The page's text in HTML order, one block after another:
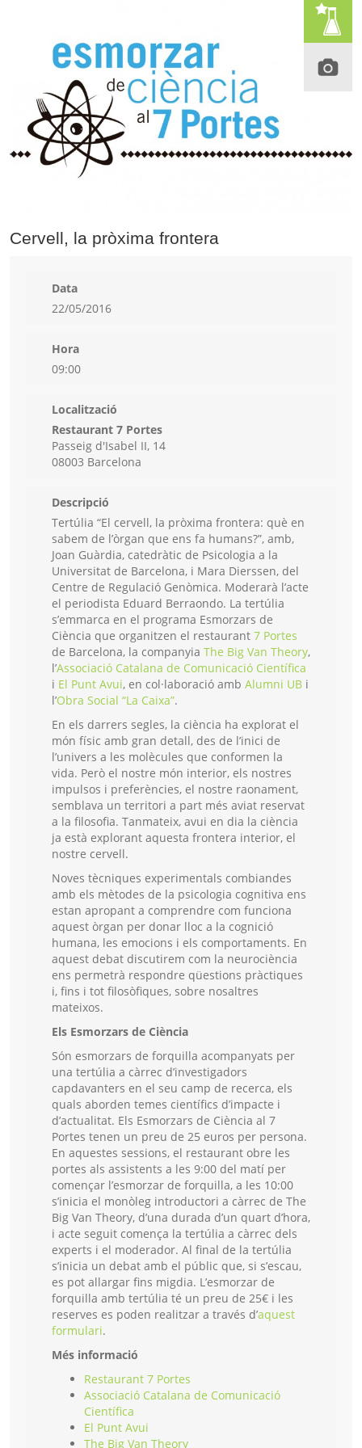
Cervell, la pròxima frontera
Data
22/05/2016
Hora
09:00
Localització
Restaurant 7 Portes
Passeig d'Isabel II, 14
08003 Barcelona
Descripció
Tertúlia “El cervell, la pròxima frontera: què en
sabem de l’òrgan que ens fa humans?”, amb,
Joan Guàrdia, catedràtic de Psicologia a la
Universitat de Barcelona, i Mara Dierssen, del
Centre de Regulació Genòmica. Moderarà l’acte
el periodista Eduard Berraondo. La tertúlia
s’emmarca en el programa Esmorzars de
Ciència que organitzen el restaurant 7 Portes
de Barcelona, la companyia The Big Van Theory,
l’Associació Catalana de Comunicació Científica
i El Punt Avui, en col·laboració amb Alumni UB i
l’Obra Social “La Caixa”.
En els darrers segles, la ciència ha explorat el
món físic amb gran detall, des de l’inici de
l’univers a les molècules que conformen la
vida. Però el nostre món interior, els nostres
impulsos i preferències, el nostre raonament,
semblava un territori a part més aviat reservat
a la filosofia. Tanmateix, avui en dia la ciència
ja està explorant aquesta frontera interior, el
nostre cervell.
Noves tècniques experimentals combiandes
amb els mètodes de la psicologia cognitiva ens
estan apropant a comprendre com funciona
aquest òrgan per donar lloc a la cognició
humana, les emocions i els comportaments. En
aquest debat discutirem com la neurociència
ens permetrà respondre qüestions pràctiques
i, fins i tot filosòfiques, sobre nosaltres
mateixos.
Els Esmorzars de Ciència
Són esmorzars de forquilla acompanyats per
una tertúlia a càrrec d’investigadors
capdavanters en el seu camp de recerca, els
quals aborden temes científics d’impacte i
d’actualitat. Els Esmorzars de Ciència al 7
Portes tenen un preu de 25 euros per persona.
En aquestes sessions, el restaurant obre les
portes als assistents a les 9:00 del matí per
començar l’esmorzar de forquilla, a les 10:00
s’inicia el monòleg introductori a càrrec de The
Big Van Theory, d’una durada d’un quart d’hora,
i acte seguit comença la tertúlia a càrrec dels
experts i el moderador. Al final de la tertúlia
s’inicia un debat amb el públic que, si s’escau,
es pot allargar fins migdia. L’esmorzar de
forquilla amb tertúlia té un preu de 25€ i les
reserves es poden realitzar a través d’aquest
formulari.
Més informació
Restaurant 7 Portes
Associació Catalana de Comunicació
Científica
El Punt Avui
The Big Van Theory